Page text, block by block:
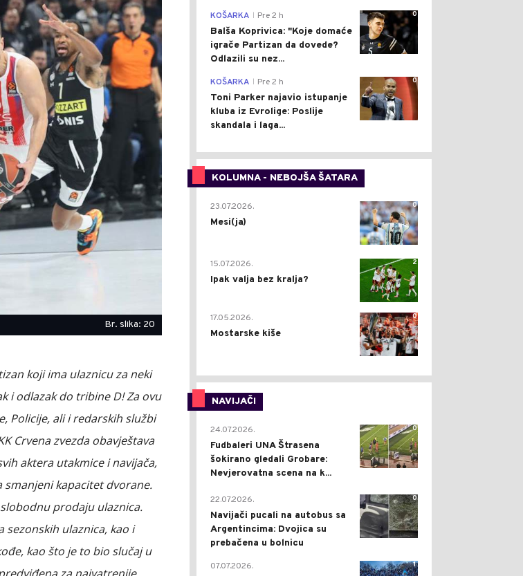
Br. slika: 20
koji ima ulaznicu za neki
i odlazak do tribine D! Za ovu
Policije, ali i redarskih službi
Crvena zvezda obavještava
aktera utakmice i navijača,
kapacitet dvorane.
prodaju ulaznica.
ulaznica, kao i
kao što je to bio slučaj u
za najvatrenije
0
KOŠARKA Pre 2 h
Balša Koprivica: "Koje domaće
igrače Partizan da dovede?
Odlazili su nez...
0
KOŠARKA Pre 2 h
Toni Parker najavio istupanje
kluba iz Evrolige: Poslije
skandala i laga...
KOLUMNA - NEBOJŠA ŠATARA
0
23.07.2026.
Mesi(ja)
2
15.07.2026.
Ipak valja bez kralja?
0
17.05.2026.
Mostarske kiše
NAVIJAČI
0
24.07.2026.
Fudbaleri UNA Štrasena
šokirano gledali Grobare:
Nevjerovatna scena na k...
0
22.07.2026.
Navijači pucali na autobus sa
Argentincima: Dvojica su
prebačena u bolnicu
1
07.07.2026.